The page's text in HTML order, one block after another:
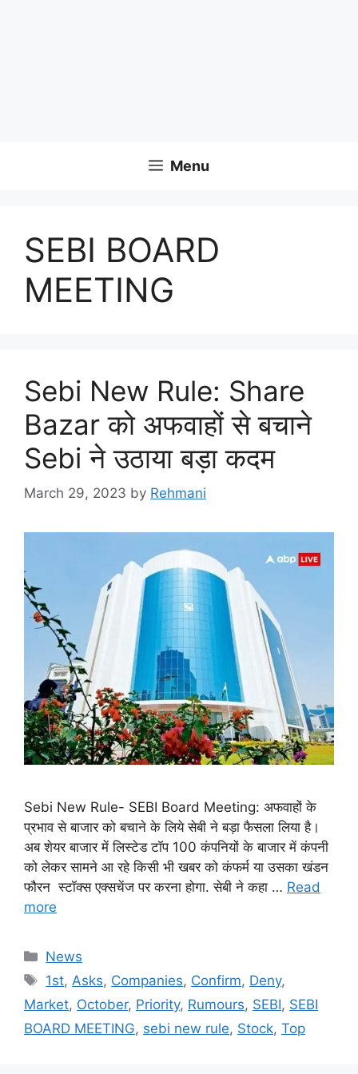
Menu
SEBI BOARD
MEETING
Sebi New Rule: Share
Bazar को अफवाहों से बचाने
Sebi ने उठाया बड़ा कदम
March 29, 2023 by Rehmani
Sebi New Rule- SEBI Board Meeting: अफवाहों के
प्रभाव से बाजार को बचाने के लिये सेबी ने बड़ा फैसला लिया है।
अब शेयर बाजार में लिस्टेड टॉप 100 कंपनियों के बाजार में कंपनी
को लेकर सामने आ रहे किसी भी खबर को कंफर्म या उसका खंडन
फौरन स्टॉक्स एक्सचेंज पर करना होगा. सेबी ने कहा … Read
more
Categories
News
Tags
1st,Asks, Companies, Confirm, Deny,
Market, October, Priority, Rumours, SEBI, SEBI
BOARD MEETING, sebi new rule, Stock, Top